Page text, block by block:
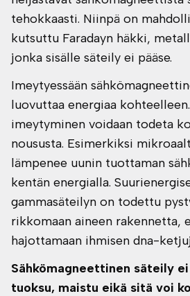
tehokkaasti. Niinpä on
kutsuttu Faradayn häkki,
jonka sisälle säteily ei pääse.
Imeytyessään
luovuttaa energiaa
imeytyminen voidaan todeta
noususta. Esimerkiksi
lämpenee uunin tuottaman
kentän energialla.
gammasäteilyn on todettu
rikkomaan aineen rakennetta,
hajottamaan ihmisen dna-
Sähkömagneettinen säteily ei
tuoksu, maistu eikä sitä voi